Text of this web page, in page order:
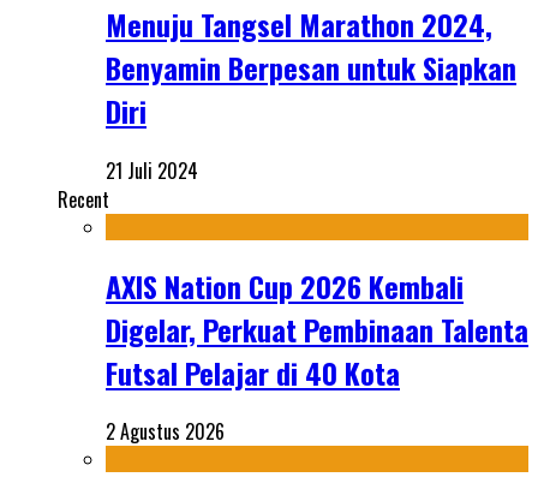
Menuju Tangsel Marathon 2024,
Benyamin Berpesan untuk Siapkan
Diri
21 Juli 2024
Recent
AXIS Nation Cup 2026 Kembali
Digelar, Perkuat Pembinaan Talenta
Futsal Pelajar di 40 Kota
2 Agustus 2026